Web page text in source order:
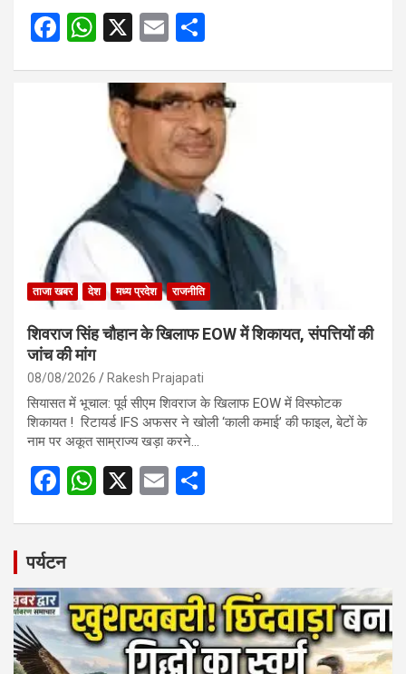
F
W
at
s
A
p
X
E
ail ar
e
ताजा खबर देश मध्य प्रदेश राजनीति
शिवराज सिंह चौहान के खिलाफ EOW में शिकायत, संपत्तियों की
जांच की मांग
08/08/2026 Rakesh Prajapati
सियासत में भूचाल: पूर्व सीएम शिवराज के खिलाफ EOW में विस्फोटक
शिकायत ! रिटायर्ड IFS अफसर ने खोली ‘काली कमाई’ की फाइल, बेटों के
नाम पर अकूत साम्राज्य खड़ा करने…
F
b
o
o
k
W
A
p
p
X
E
पर्यटन